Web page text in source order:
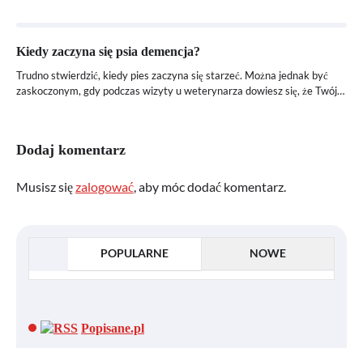
Kiedy zaczyna się psia demencja?
Trudno stwierdzić, kiedy pies zaczyna się starzeć. Można jednak być
zaskoczonym, gdy podczas wizyty u weterynarza dowiesz się, że Twój…
Dodaj komentarz
Musisz sięzalogować, aby móc dodać komentarz.
POPULARNE NOWE
Popisane.pl